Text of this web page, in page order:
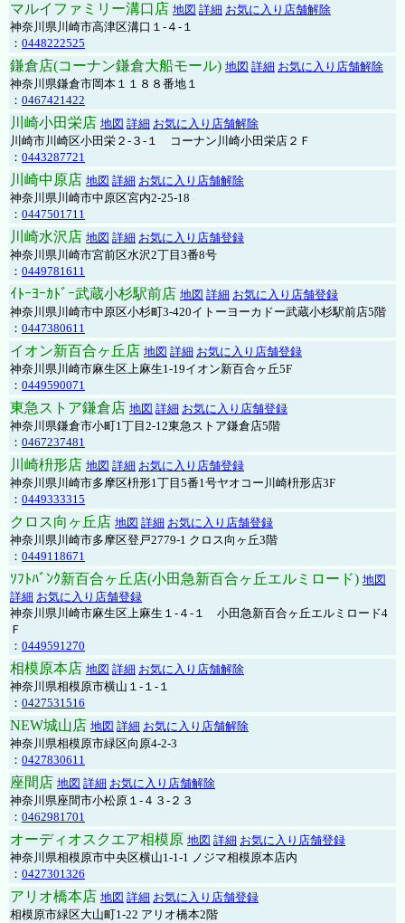
マルイファミリー溝口店 地図 詳細 お気に入り店舗解除
神奈川県川崎市高津区溝口１-４-１
： 0448222525
鎌倉店(コーナン鎌倉大船モール) 地図 詳細 お気に入り店舗解除
神奈川県鎌倉市岡本１１８８番地１
： 0467421422
川崎小田栄店 地図 詳細 お気に入り店舗解除
川崎市川崎区小田栄２‐３‐１ コーナン川崎小田栄店２Ｆ
： 0443287721
川崎中原店 地図 詳細 お気に入り店舗解除
神奈川県川崎市中原区宮内2-25-18
： 0447501711
川崎水沢店 地図 詳細 お気に入り店舗登録
神奈川県川崎市宮前区水沢2丁目3番8号
： 0449781611
ｲﾄｰﾖｰｶﾄﾞｰ武蔵小杉駅前店 地図 詳細 お気に入り店舗登録
神奈川県川崎市中原区小杉町3-420イトーヨーカドー武蔵小杉駅前店5階
： 0447380611
イオン新百合ヶ丘店 地図 詳細 お気に入り店舗登録
神奈川県川崎市麻生区上麻生1-19イオン新百合ヶ丘5F
： 0449590071
東急ストア鎌倉店 地図 詳細 お気に入り店舗登録
神奈川県鎌倉市小町1丁目2-12東急ストア鎌倉店5階
： 0467237481
川崎枡形店 地図 詳細 お気に入り店舗登録
神奈川県川崎市多摩区枡形1丁目5番1号ヤオコー川崎枡形店3F
： 0449333315
クロス向ヶ丘店 地図 詳細 お気に入り店舗登録
神奈川県川崎市多摩区登戸2779-1 クロス向ヶ丘3階
： 0449118671
ｿﾌﾄﾊﾞﾝｸ新百合ヶ丘店(小田急新百合ヶ丘エルミロード) 地図
詳細 お気に入り店舗登録
神奈川県川崎市麻生区上麻生１-４-１ 小田急新百合ヶ丘エルミロード4
Ｆ
： 0449591270
相模原本店 地図 詳細 お気に入り店舗解除
神奈川県相模原市横山１-１-１
： 0427531516
NEW城山店 地図 詳細 お気に入り店舗解除
神奈川県相模原市緑区向原4-2-3
： 0427830611
座間店 地図 詳細 お気に入り店舗解除
神奈川県座間市小松原１-４３-２３
： 0462981701
オーディオスクエア相模原 地図 詳細 お気に入り店舗登録
神奈川県相模原市中央区横山1-1-1 ノジマ相模原本店内
： 0427301326
アリオ橋本店 地図 詳細 お気に入り店舗登録
相模原市緑区大山町1-22 アリオ橋本2階